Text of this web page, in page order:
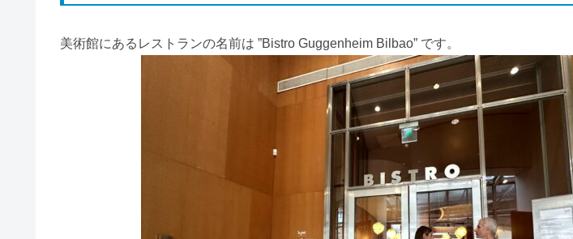
美術館にあるレストランの名前は ”Bistro Guggenheim Bilbao” です。